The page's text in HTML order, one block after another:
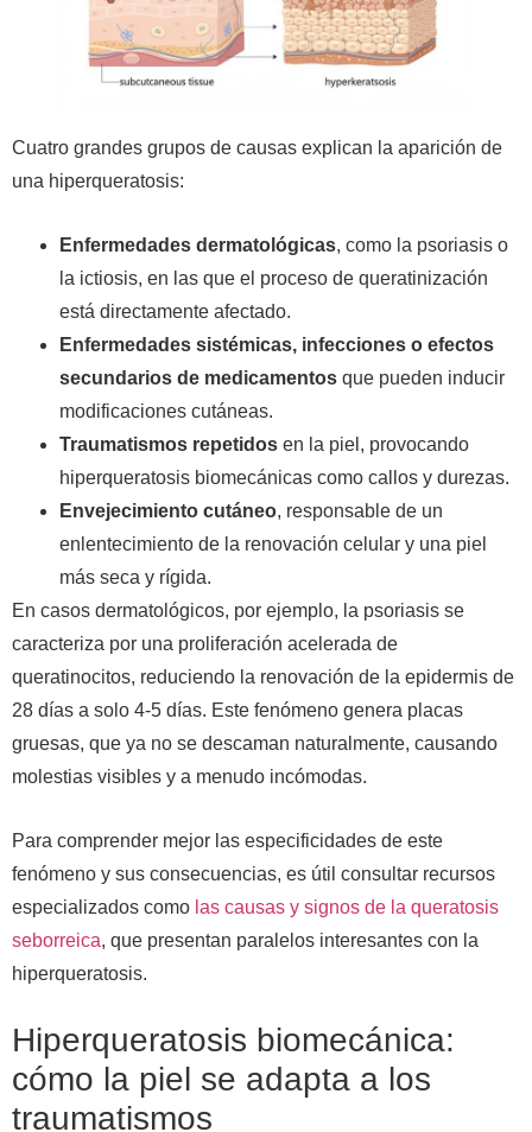
Cuatro grandes grupos de causas explican la aparición de
una hiperqueratosis:
Enfermedades dermatológicas, como la psoriasis o
la ictiosis, en las que el proceso de queratinización
está directamente afectado.
Enfermedades sistémicas, infecciones o efectos
secundarios de medicamentos que pueden inducir
modificaciones cutáneas.
Traumatismos repetidos en la piel, provocando
hiperqueratosis biomecánicas como callos y durezas.
Envejecimiento cutáneo, responsable de un
enlentecimiento de la renovación celular y una piel
más seca y rígida.
En casos dermatológicos, por ejemplo, la psoriasis se
caracteriza por una proliferación acelerada de
queratinocitos, reduciendo la renovación de la epidermis de
28 días a solo 4-5 días. Este fenómeno genera placas
gruesas, que ya no se descaman naturalmente, causando
molestias visibles y a menudo incómodas.
Para comprender mejor las especificidades de este
fenómeno y sus consecuencias, es útil consultar recursos
especializados como las causas y signos de la queratosis
seborreica, que presentan paralelos interesantes con la
hiperqueratosis.
Hiperqueratosis biomecánica:
cómo la piel se adapta a los
traumatismos